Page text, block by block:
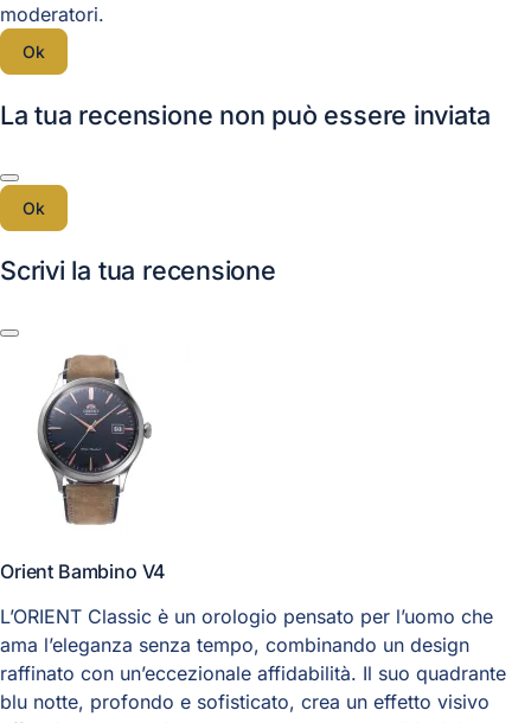
moderatori.
Ok
La tua recensione non può essere inviata
Ok
Scrivi la tua recensione
Orient Bambino V4
L’ORIENT Classic è un orologio pensato per l’uomo che
ama l’eleganza senza tempo, combinando un design
raffinato con un’eccezionale affidabilità. Il suo quadrante
blu notte, profondo e sofisticato, crea un effetto visivo